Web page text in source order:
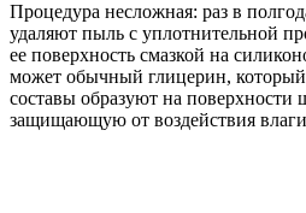
Процедура несложная: раз в
удаляют пыль с уплотнительной
ее поверхность смазкой на
может обычный глицерин,
составы образуют на поверхности
защищающую от воздействия